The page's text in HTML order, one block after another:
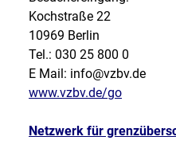
Kochstraße 22
10969 Berlin
Tel.: 030 25 800 0
E Mail: info@vzbv.de
www.vzbv.de/go
Netzwerk für